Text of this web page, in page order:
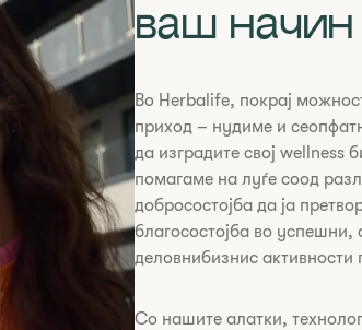
ваш начин
​​​​​​​Во Herbalife, покрај
приход – нудиме и
да изградите свој wellness
помагаме на луѓе соод
добросостојба да ја
благосостојба во
деловнибизнис активности
​​​Со нашите алатки,